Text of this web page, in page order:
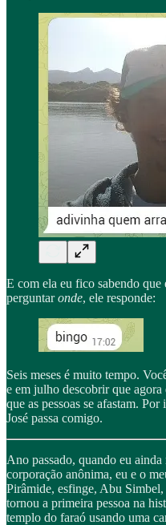
E com ela eu fico sabendo que
perguntaronde, ele responde:
Seis meses é muito tempo.
e em julho descobrir que
que as pessoas se afastam.
José passa comigo.
Ano passado, quando eu
corporação anônima, eu e o
Pirâmide, esfinge, Abu
tornou a primeira pessoa na
templo do faraó usando uma